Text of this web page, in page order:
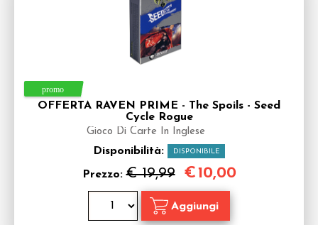
OFFERTA RAVEN PRIME - The Spoils - Seed
Cycle Rogue
Gioco Di Carte In Inglese
Disponibilità: DISPONIBILE
Prezzo:€ 19,99 €10,00